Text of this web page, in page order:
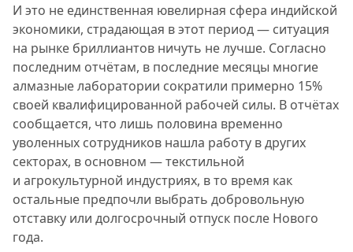
И это не единственная ювелирная сфера индийской
экономики, страдающая в этот период — ситуация
на рынке бриллиантов ничуть не лучше. Согласно
последним отчётам, в последние месяцы многие
алмазные лаборатории сократили примерно 15%
своей квалифицированной рабочей силы. В отчётах
сообщается, что лишь половина временно
уволенных сотрудников нашла работу в других
секторах, в основном — текстильной
и агрокультурной индустриях, в то время как
остальные предпочли выбрать добровольную
отставку или долгосрочный отпуск после Нового
года.